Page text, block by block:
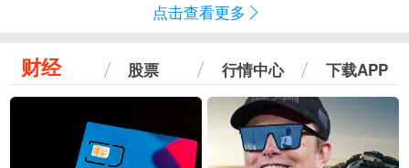
点击查看更多
财经 股票 行情中心 下载APP